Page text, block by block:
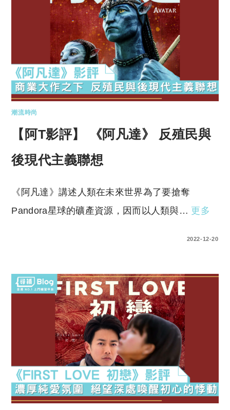
潮流時尚
【阿T影評】 《阿凡達》 反殖民與
後現代主義聯想
《阿凡達》講述人類在未來世界為了要搶奪
Pandora星球的礦產資源，因而以人類與… 更多
2022-12-20